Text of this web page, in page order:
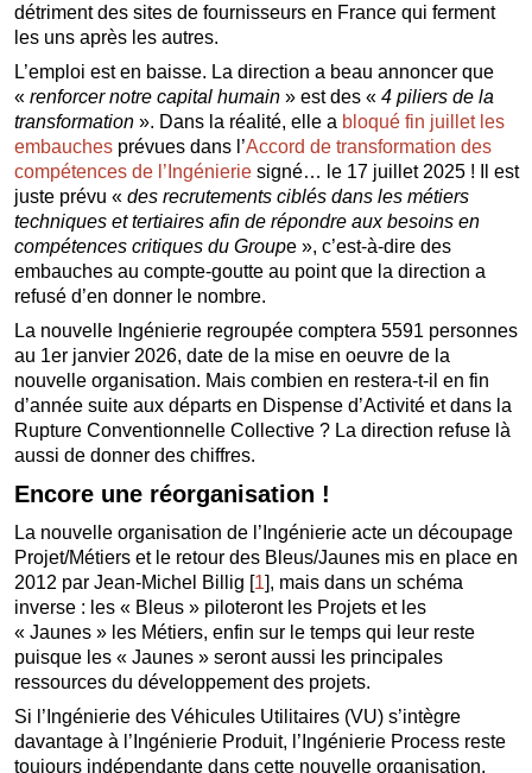
détriment des sites de fournisseurs en France qui ferment
les uns après les autres.
L’emploi est en baisse. La direction a beau annoncer que
« renforcer notre capital humain» est des « 4 piliers de la
transformation». Dans la réalité, elle a bloqué fin juillet les
embauchesprévues dans l’Accord de transformation des
compétences de l’Ingénieriesigné… le 17 juillet 2025 ! Il est
juste prévu « des recrutements ciblés dans les métiers
techniques et tertiaires afin de répondre aux besoins en
compétences critiques du Groupe », c’est-à-dire des
embauches au compte-goutte au point que la direction a
refusé d’en donner le nombre.
La nouvelle Ingénierie regroupée comptera 5591 personnes
au 1er janvier 2026, date de la mise en oeuvre de la
nouvelle organisation. Mais combien en restera-t-il en fin
d’année suite aux départs en Dispense d’Activité et dans la
Rupture Conventionnelle Collective ? La direction refuse là
aussi de donner des chiffres.
Encore une réorganisation !
La nouvelle organisation de l’Ingénierie acte un découpage
Projet/Métiers et le retour des Bleus/Jaunes mis en place en
2012 par Jean-Michel Billig [1], mais dans un schéma
inverse : les « Bleus » piloteront les Projets et les
« Jaunes » les Métiers, enfin sur le temps qui leur reste
puisque les « Jaunes » seront aussi les principales
ressources du développement des projets.
Si l’Ingénierie des Véhicules Utilitaires (VU) s’intègre
davantage à l’Ingénierie Produit, l’Ingénierie Process reste
toujours indépendante dans cette nouvelle organisation.